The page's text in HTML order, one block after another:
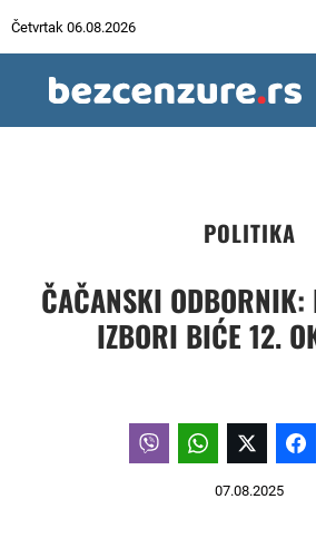
Četvrtak 06.08.2026
POLITIKA
ČAČANSKI
IZBORI BIĆE 12.
07.08.2025